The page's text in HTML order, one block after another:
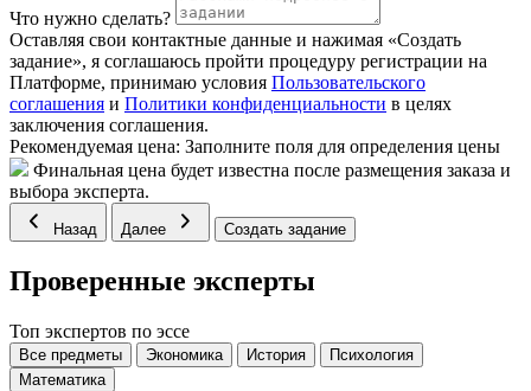
Что нужно сделать?
Оставляя свои контактные данные и нажимая «Создать
задание», я соглашаюсь пройти процедуру регистрации на
Платформе, принимаю условия Пользовательского
соглашения и Политики конфиденциальности в целях
заключения соглашения.
Рекомендуемая цена: Заполните поля для определения цены
Финальная цена будет известна после размещения заказа и
выбора эксперта.
Назад Далее Создать задание
Проверенные эксперты
Топ экспертов по эссе
Все предметы Экономика История
Психология
Математика